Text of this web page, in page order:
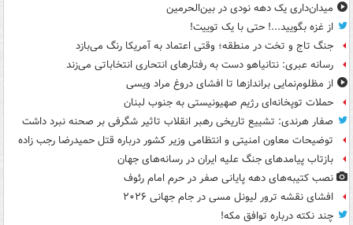
میدان‌داری یک دهه نودی در بین‌الحرمین
از غزه بگویید...! حتی با یک توییت!
جنگ تاج و تخت در منطقه؛ وقتی اعتماد به آمریکا رنگ می‌بازد
رسانه عبری: نتانیاهو دست به رفتارهای انتحاری انتخاباتی می‌زند
از مظلوم‌نمایی براندازها تا افشای دروغ مراد ویسی
حملات توپخانه‌ای رژیم صهیونیستی به جنوب لبنان
صفار هرندی: تشییع تاریخی رهبر انقلاب تاثیر شگرفی بر صحنه نبرد داشت
توضیحات معاون امنیتی و انتظامی وزیر کشور درباره قتل حمیدرضا رجب زاده
بازتاب پیامدهای جنگ علیه ایران در رسانه‌های جهان
نصب کتیبه‌های دهه پایانی صفر در حرم امام رئوف
افشای نقشه ترور لیونل مسی در جام جهانی ۲۰۲۶
چند نکته درباره توافق مکه!